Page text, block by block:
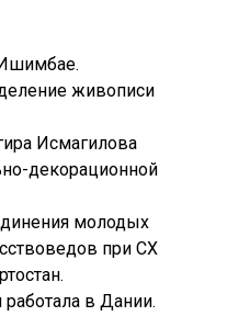
живописи
Исмагилова
декорационной
молодых
при СХ
в Дании.